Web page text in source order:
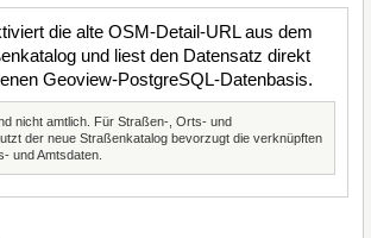
die alte OSM-Detail-URL aus dem
und liest den Datensatz direkt
Geoview-PostgreSQL-Datenbasis.
nicht amtlich. Für Straßen-, Orts- und
der neue Straßenkatalog bevorzugt die verknüpften
und Amtsdaten.